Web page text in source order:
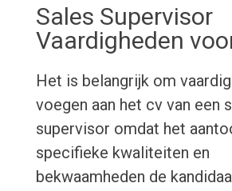
Sales Supervisor
Vaardigheden
Het is belangrijk om
voegen aan het cv van een
supervisor omdat het
specifieke kwaliteiten en
bekwaamheden de